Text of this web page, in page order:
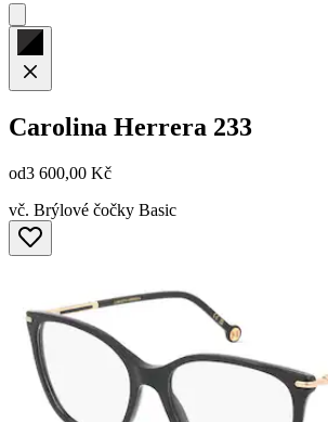
Carolina Herrera 233
od3 600,00 Kč
vč. Brýlové čočky Basic